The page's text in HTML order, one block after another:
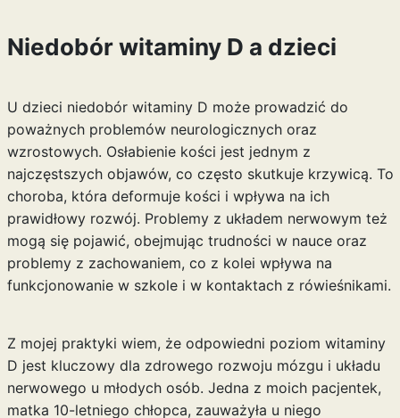
Niedobór witaminy D a dzieci
U dzieci niedobór witaminy D może prowadzić do
poważnych problemów neurologicznych oraz
wzrostowych. Osłabienie kości jest jednym z
najczęstszych objawów, co często skutkuje krzywicą. To
choroba, która deformuje kości i wpływa na ich
prawidłowy rozwój. Problemy z układem nerwowym też
mogą się pojawić, obejmując trudności w nauce oraz
problemy z zachowaniem, co z kolei wpływa na
funkcjonowanie w szkole i w kontaktach z rówieśnikami.
Z mojej praktyki wiem, że odpowiedni poziom witaminy
D jest kluczowy dla zdrowego rozwoju mózgu i układu
nerwowego u młodych osób. Jedna z moich pacjentek,
matka 10-letniego chłopca, zauważyła u niego